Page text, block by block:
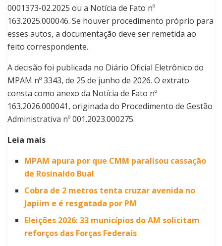
0001373-02.2025 ou a Notícia de Fato nº
163.2025.000046. Se houver procedimento próprio para
esses autos, a documentação deve ser remetida ao
feito correspondente.
A decisão foi publicada no Diário Oficial Eletrônico do
MPAM nº 3343, de 25 de junho de 2026. O extrato
consta como anexo da Notícia de Fato nº
163.2026.000041, originada do Procedimento de Gestão
Administrativa nº 001.2023.000275.
Leia mais
MPAM apura por que CMM paralisou cassação
de Rosinaldo Bual
Cobra de 2 metros tenta cruzar avenida no
Japiim e é resgatada por PM
Eleições 2026: 33 municípios do AM solicitam
reforços das Forças Federais